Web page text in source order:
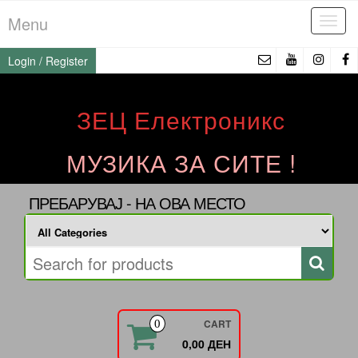
to
the
content
Menu
Login / Register
ЗЕЦ Електроникс
МУЗИКА ЗА СИТЕ !
ПРЕБАРУВАЈ - НА ОВА МЕСТО
0 CART
0,00 ДЕН